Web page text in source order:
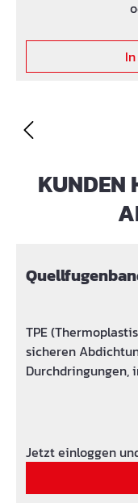
Produktgalerie
KUNDEN
TPE
sicheren
Durchdringungen,
den beim
Anwendung: Die
Anschlussfugen
Fundament– und
Jetzt einloggen